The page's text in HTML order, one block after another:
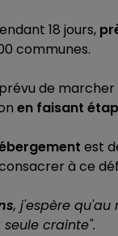
18 jours,
communes.
de
en faisant
est
à ce
, j'espère qu'au
crainte".